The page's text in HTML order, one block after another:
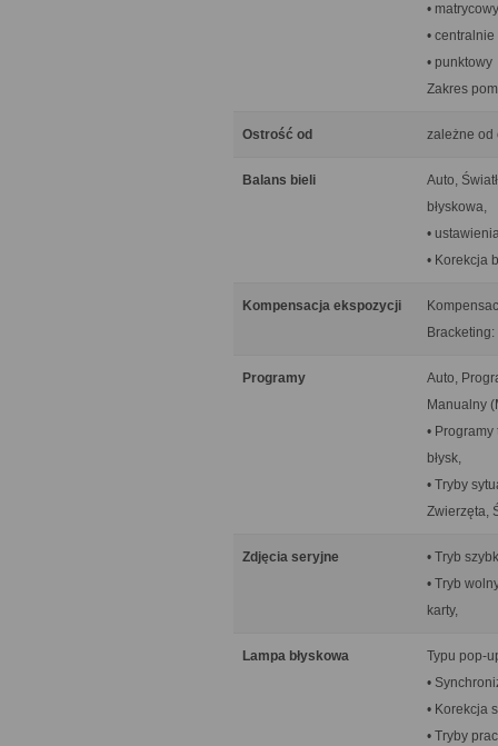
•
•
• punktowy
Zakres
Ostrość od zależne od
Balans bieli
Auto,
błyskowa,
•
• Korekcja
Kompensacja ekspozycji
Programy
Auto,
Manualny
•
błysk,
• Tryby
Zwierzęta,
Zdjęcia seryjne
• Tryb
• Tryb
karty,
Lampa błyskowa
Typu pop-
•
• Korekcja
• Tryby